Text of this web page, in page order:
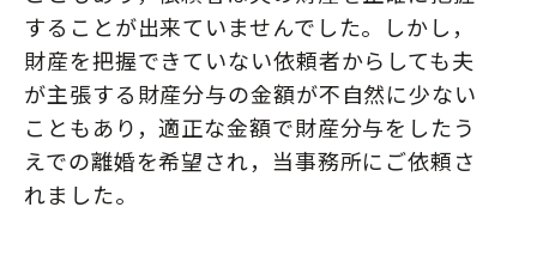
することが出来ていませんでした。しかし，
財産を把握できていない依頼者からしても夫
が主張する財産分与の金額が不自然に少ない
こともあり，適正な金額で財産分与をしたう
えでの離婚を希望され，当事務所にご依頼さ
れました。